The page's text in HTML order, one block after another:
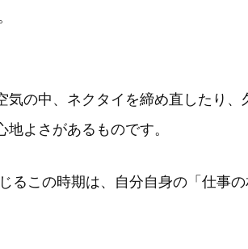
の中、ネクタイを締め直したり
よさがあるものです。
るこの時期は、自分自身の「仕事